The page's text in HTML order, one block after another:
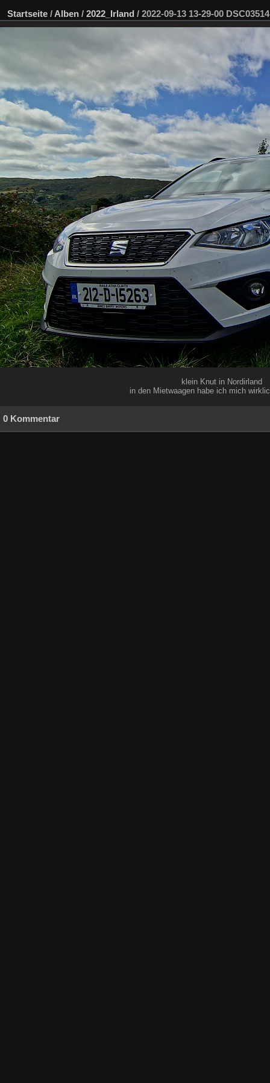
Startseite / Alben / 2022_Irland / 2022-09-13 13-29-00
klein Knut in Nordirland
in den Mietwaagen habe ich mich
0 Kommentar